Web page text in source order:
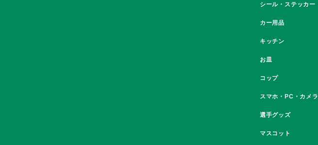
シール・ステッカー
カー用品
キッチン
お皿
コップ
スマホ・PC・カメラ
選手グッズ
マスコット